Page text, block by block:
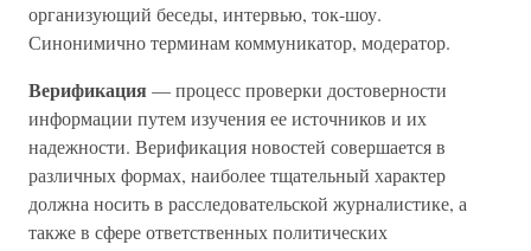
организующий беседы, интервью, ток-шоу.
Синонимично терминам коммуникатор, модератор.
Верификация — процесс проверки достоверности
информации путем изучения ее источников и их
надежности. Верификация новостей совершается в
различных формах, наиболее тщательный характер
должна носить в расследовательской журналистике, а
также в сфере ответственных политических